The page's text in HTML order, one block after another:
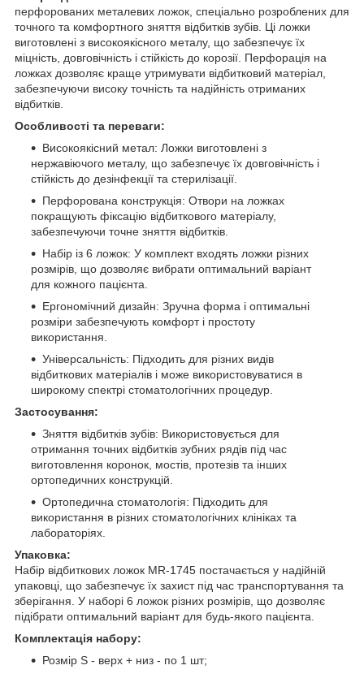
перфорованих металевих ложок, спеціально розроблених для
точного та комфортного зняття відбитків зубів. Ці ложки
виготовлені з високоякісного металу, що забезпечує їх
міцність, довговічність і стійкість до корозії. Перфорація на
ложках дозволяє краще утримувати відбитковий матеріал,
забезпечуючи високу точність та надійність отриманих
відбитків.
Особливості та переваги:
Високоякісний метал: Ложки виготовлені з
нержавіючого металу, що забезпечує їх довговічність і
стійкість до дезінфекції та стерилізації.
Перфорована конструкція: Отвори на ложках
покращують фіксацію відбиткового матеріалу,
забезпечуючи точне зняття відбитків.
Набір із 6 ложок: У комплект входять ложки різних
розмірів, що дозволяє вибрати оптимальний варіант
для кожного пацієнта.
Ергономічний дизайн: Зручна форма і оптимальні
розміри забезпечують комфорт і простоту
використання.
Універсальність: Підходить для різних видів
відбиткових матеріалів і може використовуватися в
широкому спектрі стоматологічних процедур.
Застосування:
Зняття відбитків зубів: Використовується для
отримання точних відбитків зубних рядів під час
виготовлення коронок, мостів, протезів та інших
ортопедичних конструкцій.
Ортопедична стоматологія: Підходить для
використання в різних стоматологічних клініках та
лабораторіях.
Упаковка:
Набір відбиткових ложок MR-1745 постачається у надійній
упаковці, що забезпечує їх захист під час транспортування та
зберігання. У наборі 6 ложок різних розмірів, що дозволяє
підібрати оптимальний варіант для будь-якого пацієнта.
Комплектація набору:
Розмір S - верх + низ - по 1 шт;